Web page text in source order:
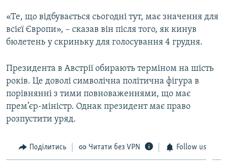
«Те, що відбувається сьогодні тут, має значення для
всієї Європи», – сказав він після того, як кинув
бюлетень у скриньку для голосування 4 грудня.
Президента в Австрії обирають терміном на шість
років. Це доволі символічна політична фігура в
порівнянні з тими повноваженнями, що має
прем’єр-міністр. Однак президент має право
розпустити уряд.
Поділитись Читати без VPN Follow us